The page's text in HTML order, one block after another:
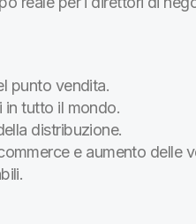
punto vendita.
in tutto il mondo.
distribuzione.
e aumento delle